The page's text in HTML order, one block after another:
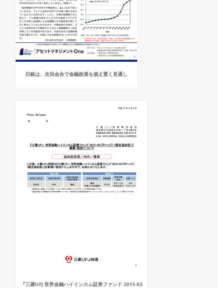
日銀は、次回会合で金融政策を据え置く見通し
『三菱UFJ 世界金融ハイインカム証券ファンド 2015-03